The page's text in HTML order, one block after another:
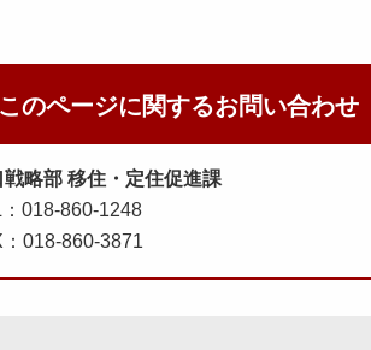
このページに関するお問い合わせ
戦略部 移住・定住促進課
018-860-1248
：018-860-3871